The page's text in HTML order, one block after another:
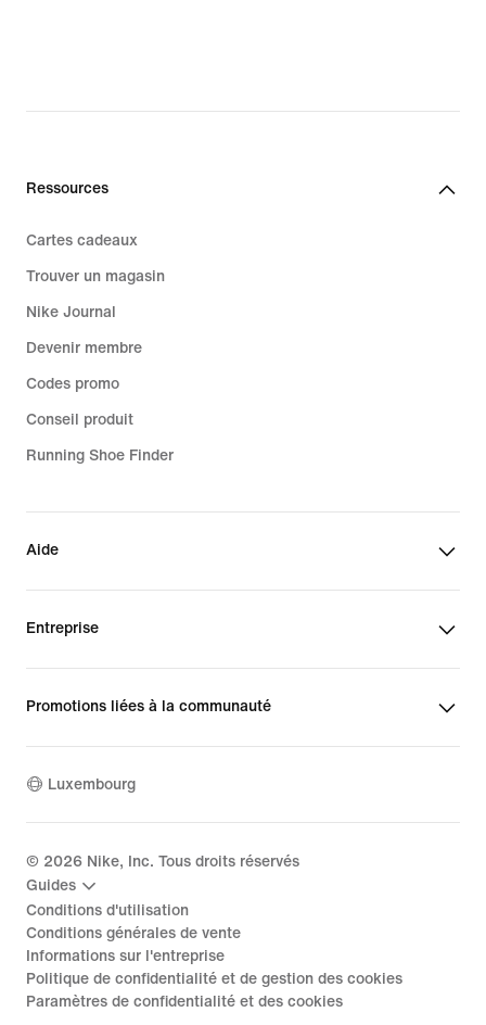
Ressources
Cartes cadeaux
Trouver un magasin
Nike Journal
Devenir membre
Codes promo
Conseil produit
Running Shoe Finder
Aide
Entreprise
Promotions liées à la communauté
Luxembourg
© 2026 Nike, Inc. Tous droits réservés
Guides
Conditions d'utilisation
Conditions générales de vente
Informations sur l'entreprise
Politique de confidentialité et de gestion des cookies
Paramètres de confidentialité et des cookies